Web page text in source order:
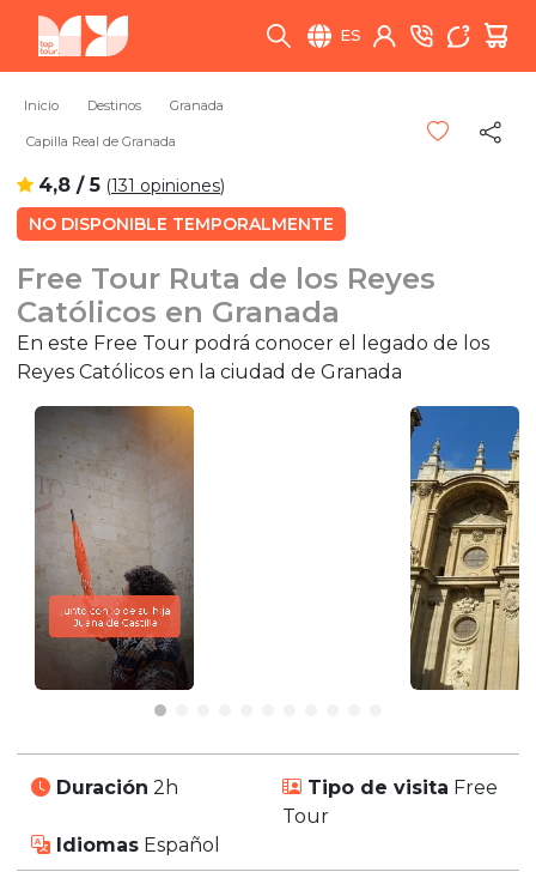
ES
Inicio Destinos Granada
Capilla Real de Granada
4,8 / 5 (131 opiniones)
NO DISPONIBLE TEMPORALMENTE
Free Tour Ruta de los Reyes
Católicos en Granada
En este Free Tour podrá conocer el legado de los
Reyes Católicos en la ciudad de Granada
Duración 2h Tipo de visita Free
Tour
Idiomas Español